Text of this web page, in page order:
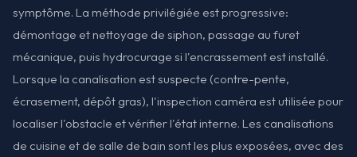
symptôme. La méthode privilégiée est progressive:
démontage et nettoyage de siphon, passage au furet
mécanique, puis hydrocurage si l'encrassement est installé.
Lorsque la canalisation est suspecte (contre-pente,
écrasement, dépôt gras), l'inspection caméra est utilisée pour
localiser l'obstacle et vérifier l'état interne. Les canalisations
de cuisine et de salle de bain sont les plus exposées, avec des